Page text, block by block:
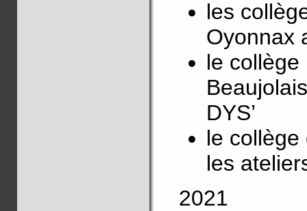
les
Oyonnax
le
DYS’
le collège
les
2021